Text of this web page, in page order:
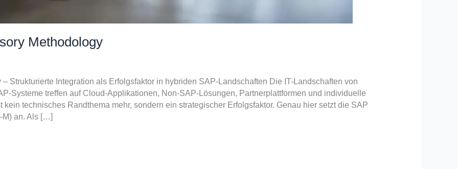
Methodology
Strukturierte Integration als Erfolgsfaktor in hybriden SAP-Landschaften Die IT-Landschaften von
Systeme treffen auf Cloud-Applikationen, Non-SAP-Lösungen, Partnerplattformen und individuelle
technisches Randthema mehr, sondern ein strategischer Erfolgsfaktor. Genau hier setzt die SAP
M) an. Als […]